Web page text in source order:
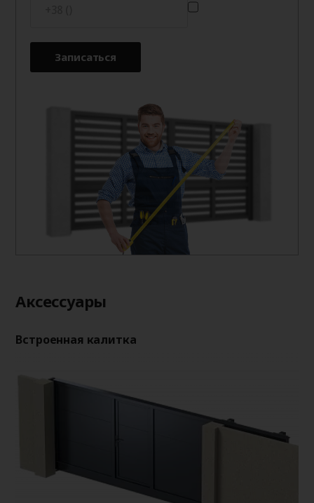
Записаться
Аксессуары
Встроенная калитка